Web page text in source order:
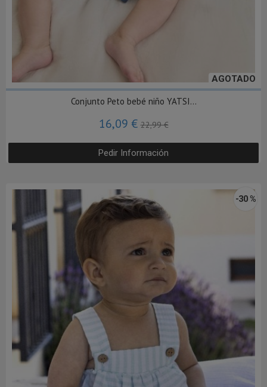
AGOTADO
Conjunto Peto bebé niño YATSI...
16,09 €22,99 €
Pedir Información
-30 %